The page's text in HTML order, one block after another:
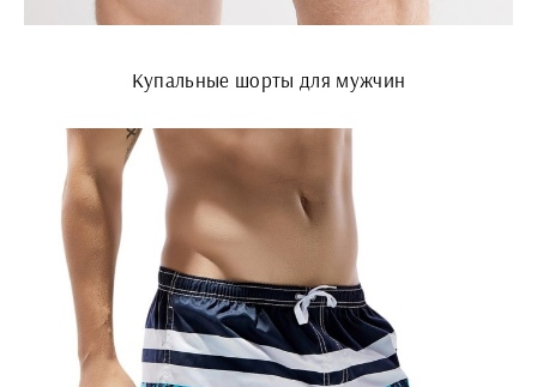
Купальные шорты для мужчин